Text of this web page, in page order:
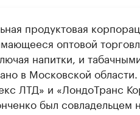
продуктовая
оптовой
напитки, и
в Московской
ЛТД» и «ЛондоТранс
был